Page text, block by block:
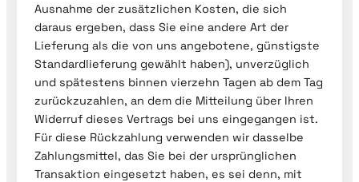
Ausnahme der zusätzlichen Kosten, die sich
daraus ergeben, dass Sie eine andere Art der
Lieferung als die von uns angebotene, günstigste
Standardlieferung gewählt haben), unverzüglich
und spätestens binnen vierzehn Tagen ab dem Tag
zurückzuzahlen, an dem die Mitteilung über Ihren
Widerruf dieses Vertrags bei uns eingegangen ist.
Für diese Rückzahlung verwenden wir dasselbe
Zahlungsmittel, das Sie bei der ursprünglichen
Transaktion eingesetzt haben, es sei denn, mit